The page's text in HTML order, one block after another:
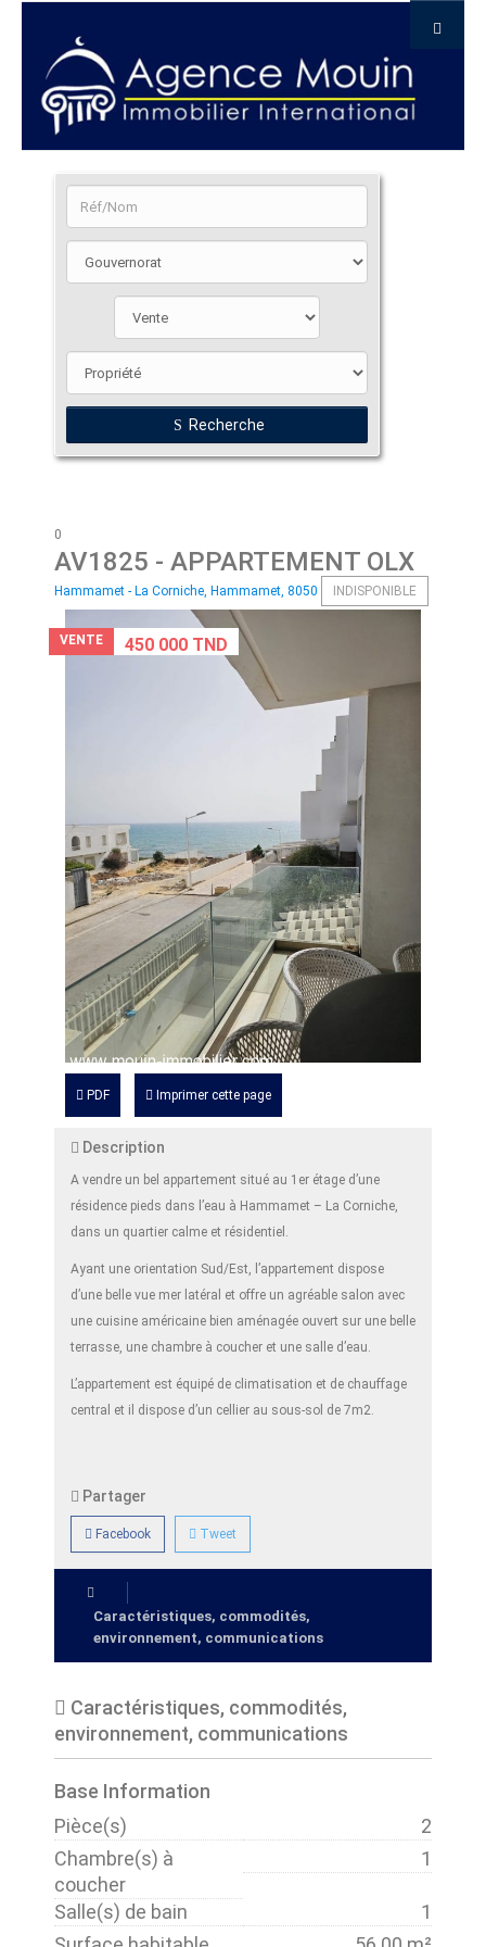
Recherche
0
AV1825 - APPARTEMENT OLX
Hammamet - La Corniche, Hammamet, 8050 INDISPONIBLE
VENTE 450 000 TND
PDF Imprimer cette page
Description
A vendre un bel appartement situé au 1er étage d’une
résidence pieds dans l’eau à Hammamet – La Corniche,
dans un quartier calme et résidentiel.
Ayant une orientation Sud/Est, l’appartement dispose
d’une belle vue mer latéral et offre un agréable salon avec
une cuisine américaine bien aménagée ouvert sur une belle
terrasse, une chambre à coucher et une salle d’eau.
L’appartement est équipé de climatisation et de chauffage
central et il dispose d’un cellier au sous-sol de 7m2.
Partager
Facebook Tweet
Caractéristiques, commodités,
environnement, communications
Caractéristiques, commodités,
environnement, communications
Base Information
Pièce(s)
2
Chambre(s) à
coucher
1
Salle(s) de bain
1